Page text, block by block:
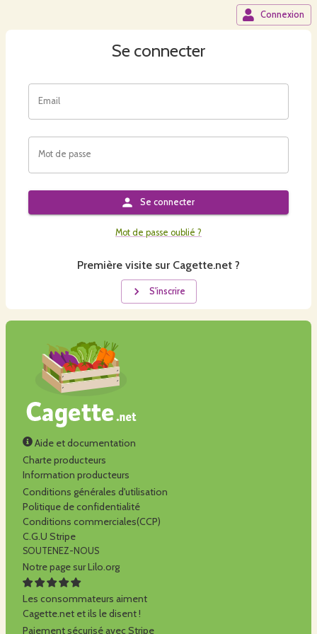
Connexion
Se connecter
Email
Mot de passe
Se connecter
Mot de passe oublié ?
Première visite sur Cagette.net ?
S'inscrire
Aide et documentation
Charte producteurs
Information producteurs
Conditions générales d'utilisation
Politique de confidentialité
Conditions commerciales(CCP)
C.G.U Stripe
SOUTENEZ-NOUS
Notre page sur Lilo.org
Les consommateurs aiment
Cagette.net et ils le disent !
Paiement sécurisé avec Stripe